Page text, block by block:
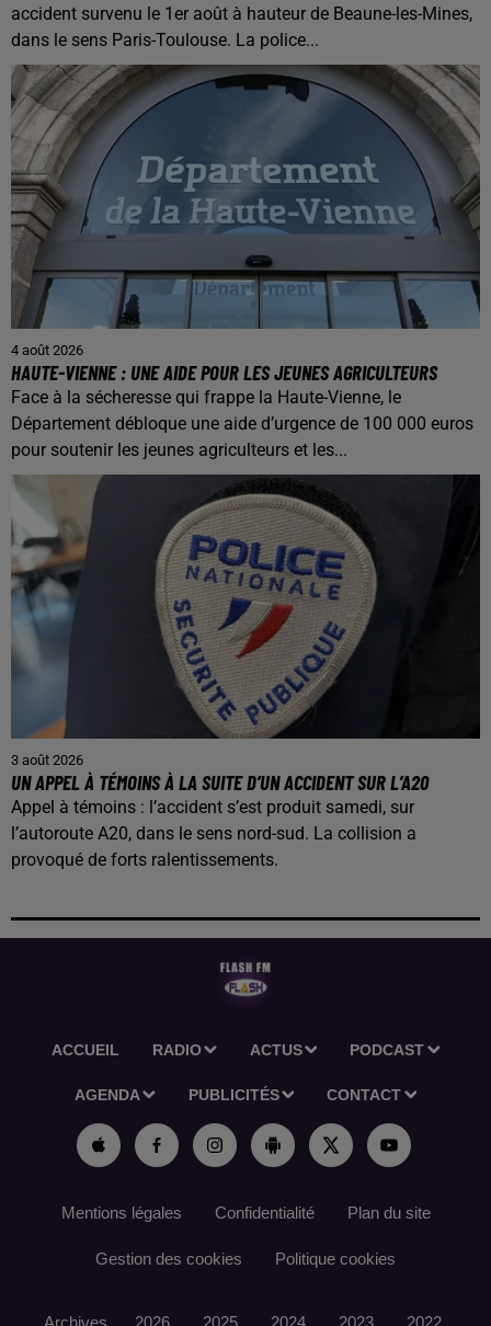
accident survenu le 1er août à hauteur de Beaune-les-Mines,
dans le sens Paris-Toulouse. La police...
4 août 2026
HAUTE-VIENNE : UNE AIDE POUR LES JEUNES AGRICULTEURS
Face à la sécheresse qui frappe la Haute-Vienne, le
Département débloque une aide d’urgence de 100 000 euros
pour soutenir les jeunes agriculteurs et les...
3 août 2026
UN APPEL À TÉMOINS À LA SUITE D’UN ACCIDENT SUR L’A20
Appel à témoins : l’accident s’est produit samedi, sur
l’autoroute A20, dans le sens nord-sud. La collision a
provoqué de forts ralentissements.
ACCUEIL RADIO ACTUS PODCAST
AGENDA PUBLICITÉS CONTACT
Mentions légales Confidentialité Plan du site
Gestion des cookies Politique cookies
Archives 2026 2025 2024 2023 2022